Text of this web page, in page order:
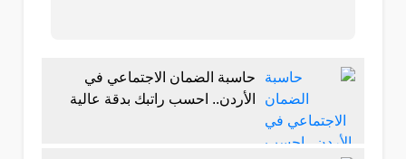
حاسبة الضمان الاجتماعي في
الأردن.. احسب راتبك بدقة عالية